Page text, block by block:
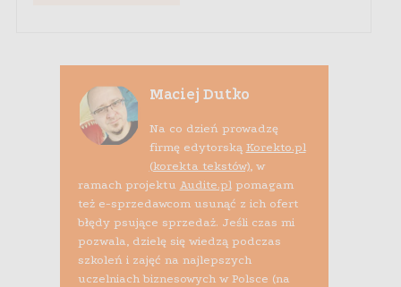
Maciej Dutko
Na co dzień prowadzę
firmę edytorską Korekto.pl
(korekta tekstów), w
ramach projektu Audite.plpomagam
też e-sprzedawcom usunąć z ich ofert
błędy psujące sprzedaż. Jeśli czas mi
pozwala, dzielę się wiedzą podczas
szkoleń i zajęć na najlepszych
uczelniach biznesowych w Polsce (na